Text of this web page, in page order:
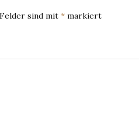
sind mit * markiert